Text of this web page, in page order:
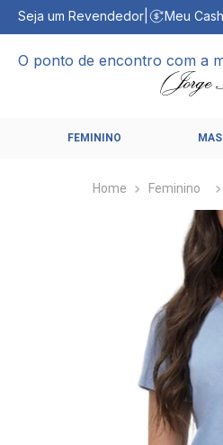
Seja um Revendedor Meu
O ponto de encontro com a
FEMININO
Feminino